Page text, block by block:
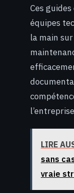
Ces
équipes
la main
LIRE
sans
vraie